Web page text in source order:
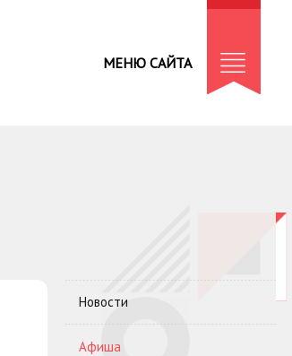
МЕНЮ САЙТА
Новости
Афиша